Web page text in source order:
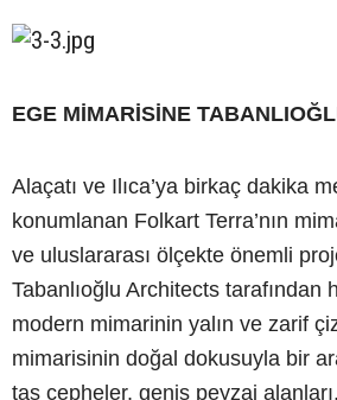
EGE MİMARİSİNE
Alaçatı ve Ilıca’ya birkaç dakika
konumlanan Folkart Terra’nın
ve uluslararası ölçekte önemli
Tabanlıoğlu Architects tarafından
modern mimarinin yalın ve zarif
mimarisinin doğal dokusuyla bir
taş cepheler, geniş peyzaj